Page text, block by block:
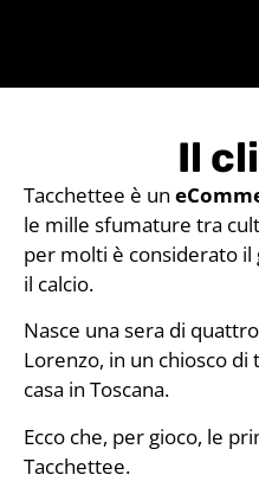
Il
Tacchettee è un
le mille sfumature tra
per molti è considerato
il calcio.
Nasce una sera di
Lorenzo, in un chiosco di
casa in Toscana.
Ecco che, per gioco, le
Tacchettee.